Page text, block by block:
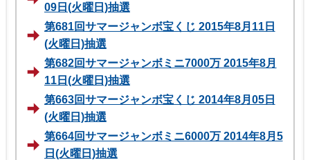
09日(火曜日)抽選
第681回サマージャンボ宝くじ 2015年8月11日
(火曜日)抽選
第682回サマージャンボミニ7000万 2015年8月
11日(火曜日)抽選
第663回サマージャンボ宝くじ 2014年8月05日
(火曜日)抽選
第664回サマージャンボミニ6000万 2014年8月5
日(火曜日)抽選